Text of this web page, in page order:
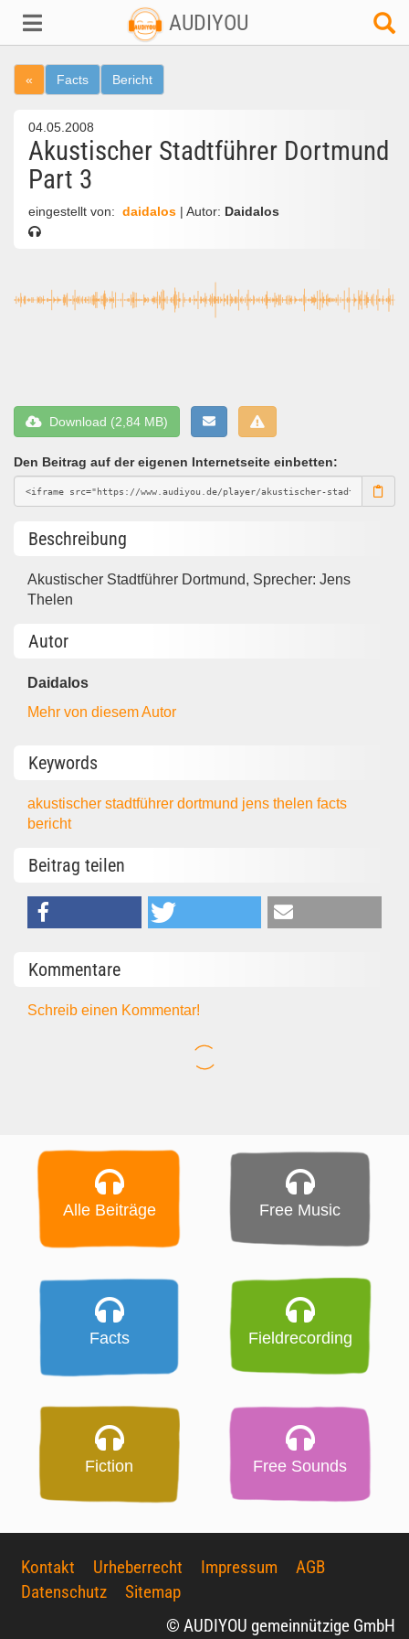
AUDIYOU
« Facts Bericht
04.05.2008
Akustischer Stadtführer Dortmund
Part 3
eingestellt von: daidalos | Autor: Daidalos
Download (2,84 MB)
Den Beitrag auf der eigenen Internetseite einbetten:
Beschreibung
Akustischer Stadtführer Dortmund, Sprecher: Jens
Thelen
Autor
Daidalos
Mehr von diesem Autor
Keywords
akustischer stadtführer dortmund jens thelenfacts
bericht
Beitrag teilen
Kommentare
Schreib einen Kommentar!
Alle Beiträge Free Music
Facts Fieldrecording
Fiction Free Sounds
Kontakt Urheberrecht Impressum
AGB
Datenschutz
Sitemap
© AUDIYOU gemeinnützige GmbH